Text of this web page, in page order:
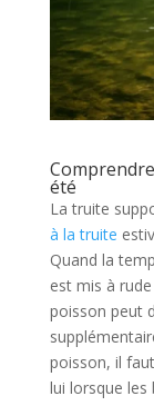
été
La truite
à la truite
Quand la
est mis à
poisson peut
poisson, il
lui lorsque les